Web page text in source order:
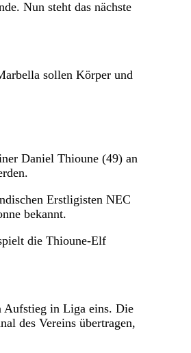
Nun steht das nächste
sollen Körper und
Daniel Thioune (49) an
Erstligisten NEC
bekannt.
die Thioune-Elf
Aufstieg in Liga eins. Die
des Vereins übertragen,